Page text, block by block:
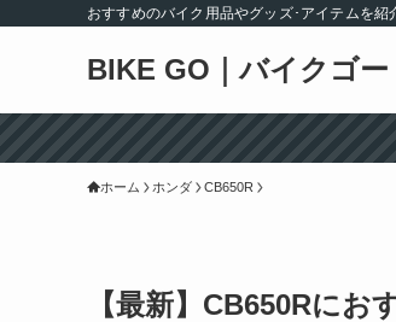
おすすめのバイク用品やグッズ･アイテムを紹
BIKE GO｜バイクゴー
ホーム ホンダ CB650R
【最新】CB650Rに